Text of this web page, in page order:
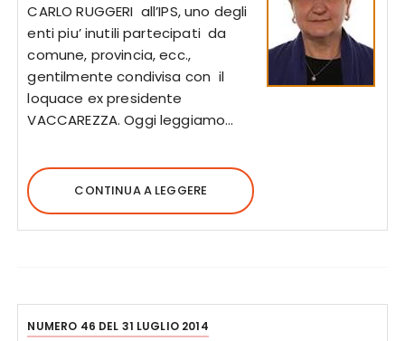
CARLO RUGGERI all’IPS, uno degli
enti piu’ inutili partecipati da
comune, provincia, ecc.,
gentilmente condivisa con il
loquace ex presidente
VACCAREZZA. Oggi leggiamo…
CONTINUA A LEGGERE
NUMERO 46 DEL 31 LUGLIO 2014